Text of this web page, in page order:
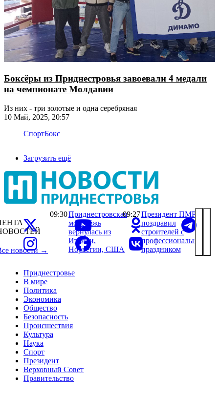
Боксёры из Приднестровья завоевали 4 медали
на чемпионате Молдавии
​​​​​​​Из них - три золотые и одна серебряная
10 Май, 2025, 20:57
СпортБокс
Загрузить ещё
Приднестровье
В мире
Политика
Экономика
Общество
Безопасность
Происшествия
Культура
Наука
Спорт
Президент
Верховный Совет
Правительство
новости →
09:30Приднестровская
молодёжь
вернулась из
Италии,
Норвегии, США
09:27Президент ПМР
поздравил
строителей с
профессиональным
праздником